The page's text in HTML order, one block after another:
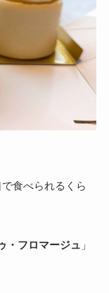
食べられるくら
・フロマージュ 」